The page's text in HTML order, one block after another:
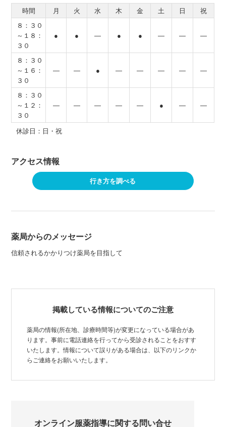
時間 月 火 水 木 金 土 日
祝
８：３０
～１８：
３０
● ● ― ● ● ― ― ―
８：３０
～１６：
３０
― ― ● ― ― ― ― ―
８：３０
～１２：
３０
― ― ― ― ― ● ― ―
休診日：日・祝
アクセス情報
行き方を調べる
薬局からのメッセージ
信頼されるかかりつけ薬局を目指して
掲載している情報についてのご注意
薬局の情報(所在地、診療時間等)が変更になっている場合があ
ります。事前に電話連絡を行ってから受診されることをおすす
いたします。情報について誤りがある場合は、以下のリンクか
らご連絡をお願いいたします。
オンライン服薬指導に関する問い合せ